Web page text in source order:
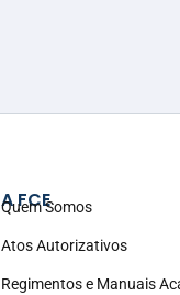
A FCE
Quem Somos
Atos Autorizativos
Regimentos e Manuais